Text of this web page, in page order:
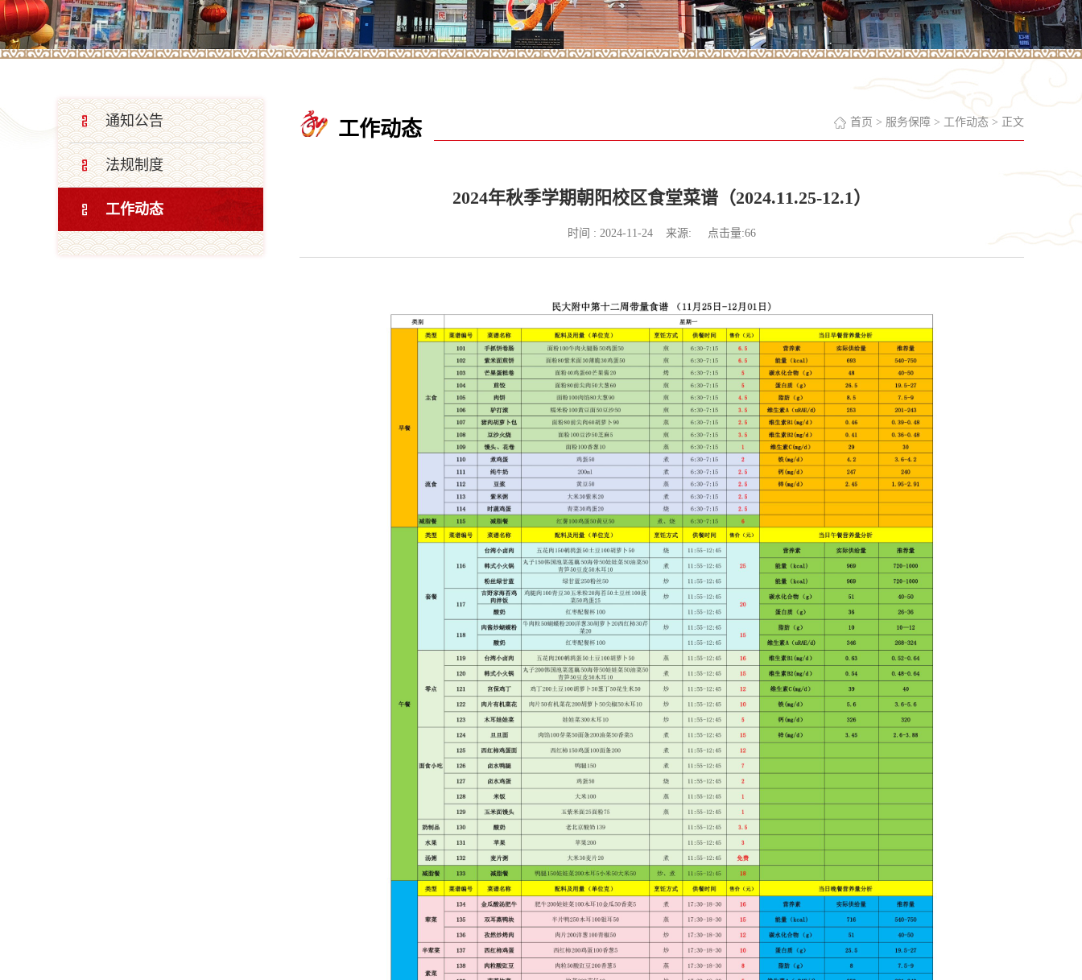
通知公告
法规制度
工作动态
首页 > 服务保障 > 工作动态 > 正文
工作动态
2024年秋季学期朝阳校区食堂菜谱（2024.11.25-12.1）
时间 : 2024-11-24 来源: 点击量:66